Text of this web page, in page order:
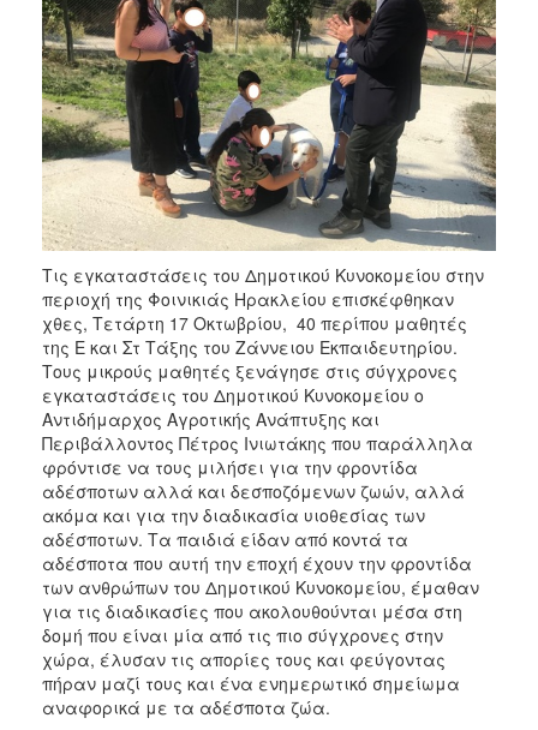
2011
2010
2006
ΤΟΠΟΣ
ΠΟΛΙΤΙΣΜΟΣ
ΑΝΘΕΚΤΙΚΗ
ΠΟΛΗ
Τις εγκαταστάσεις του Δημοτικού Κυνοκομείου στην
περιοχή της Φοινικιάς Ηρακλείου επισκέφθηκαν
χθες, Τετάρτη 17 Οκτωβρίου, 40 περίπου μαθητές
της Ε και Στ Τάξης του Ζάννειου Εκπαιδευτηρίου.
Τους μικρούς μαθητές ξενάγησε στις σύγχρονες
εγκαταστάσεις του Δημοτικού Κυνοκομείου ο
Αντιδήμαρχος Αγροτικής Ανάπτυξης και
Περιβάλλοντος Πέτρος Ινιωτάκης που παράλληλα
φρόντισε να τους μιλήσει για την φροντίδα
αδέσποτων αλλά και δεσποζόμενων ζωών, αλλά
ακόμα και για την διαδικασία υιοθεσίας των
αδέσποτων. Τα παιδιά είδαν από κοντά τα
αδέσποτα που αυτή την εποχή έχουν την φροντίδα
των ανθρώπων του Δημοτικού Κυνοκομείου, έμαθαν
για τις διαδικασίες που ακολουθούνται μέσα στη
δομή που είναι μία από τις πιο σύγχρονες στην
χώρα, έλυσαν τις απορίες τους και φεύγοντας
πήραν μαζί τους και ένα ενημερωτικό σημείωμα
αναφορικά με τα αδέσποτα ζώα.